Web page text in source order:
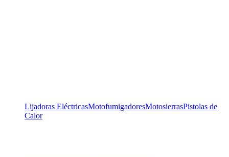
Lijadoras EléctricasMotofumigadoresMotosierrasPistolas de
Calor